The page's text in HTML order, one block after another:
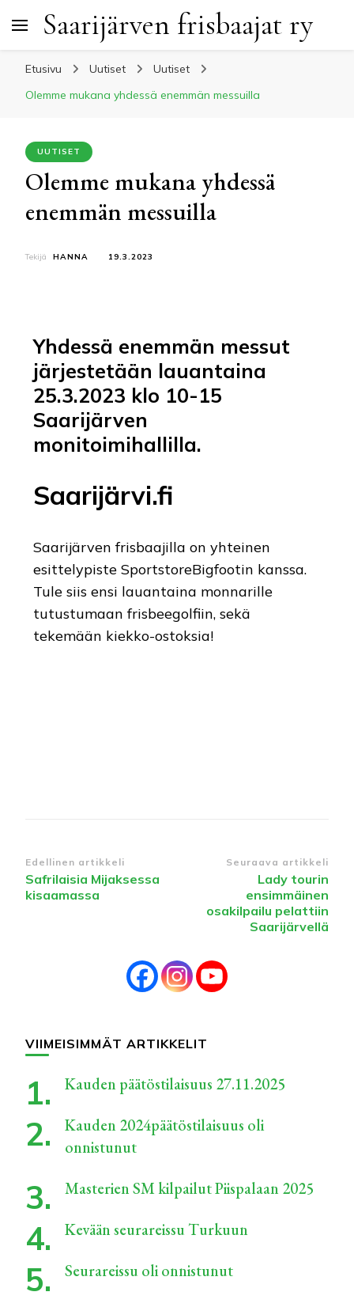
Saarijärven frisbaajat ry
Etusivu Uutiset
Uutiset
Olemme mukana yhdessä enemmän messuilla
UUTISET
Olemme mukana yhdessä
enemmän messuilla
Tekijä HANNA 19.3.2023
Yhdessä enemmän messut
järjestetään lauantaina
25.3.2023 klo 10-15
Saarijärven
monitoimihallilla.
Saarijärvi.fi
Saarijärven frisbaajilla on yhteinen
esittelypiste SportstoreBigfootin kanssa.
Tule siis ensi lauantaina monnarille
tutustumaan frisbeegolfiin, sekä
tekemään kiekko-ostoksia!
Edellinen artikkeli
Safrilaisia Mijaksessa
kisaamassa
Seuraava artikkeli
Lady tourin
ensimmäinen
osakilpailu pelattiin
Saarijärvellä
VIIMEISIMMÄT ARTIKKELIT
Kauden päätöstilaisuus 27.11.2025
Kauden 2024päätöstilaisuus oli
onnistunut
Masterien SM kilpailut Piispalaan 2025
Kevään seurareissu Turkuun
Seurareissu oli onnistunut